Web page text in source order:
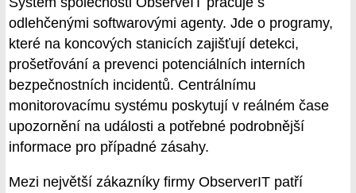
odlehčenými softwarovými agenty. Jde o programy,
které na koncových stanicích zajišťují detekci,
prošetřování a prevenci potenciálních interních
bezpečnostních incidentů. Centrálnímu
monitorovacímu systému poskytují v reálném čase
upozornění na události a potřebné podrobnější
informace pro případné zásahy.
Mezi největší zákazníky firmy ObserverIT patří